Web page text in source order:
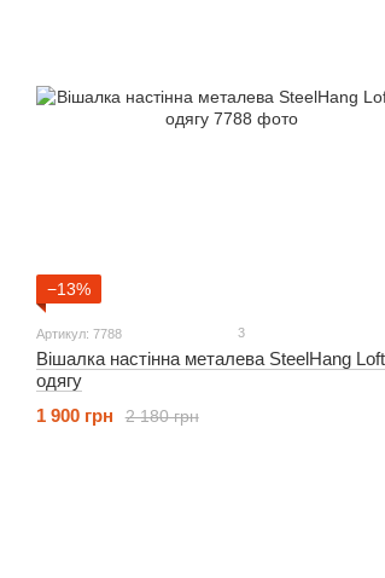
−13%
Артикул: 7788 3
Вішалка настінна металева SteelHang
одягу
2 180 грн
1 900 грн